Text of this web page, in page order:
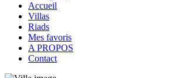
Accueil
Villas
Riads
Mes favoris
A PROPOS
Contact